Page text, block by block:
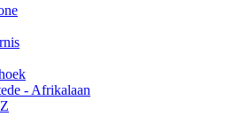
- Afrikalaan